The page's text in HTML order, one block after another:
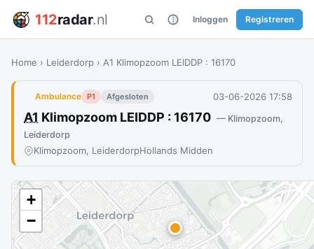
112radar.nl Inloggen Registreren
Home › Leiderdorp › A1 Klimopzoom LEIDDP : 16170
Ambulance P1 Afgesloten 03-06-2026 17:58
A1 Klimopzoom LEIDDP : 16170 — Klimopzoom,
Leiderdorp
Klimopzoom, LeiderdorpHollands Midden
+
−